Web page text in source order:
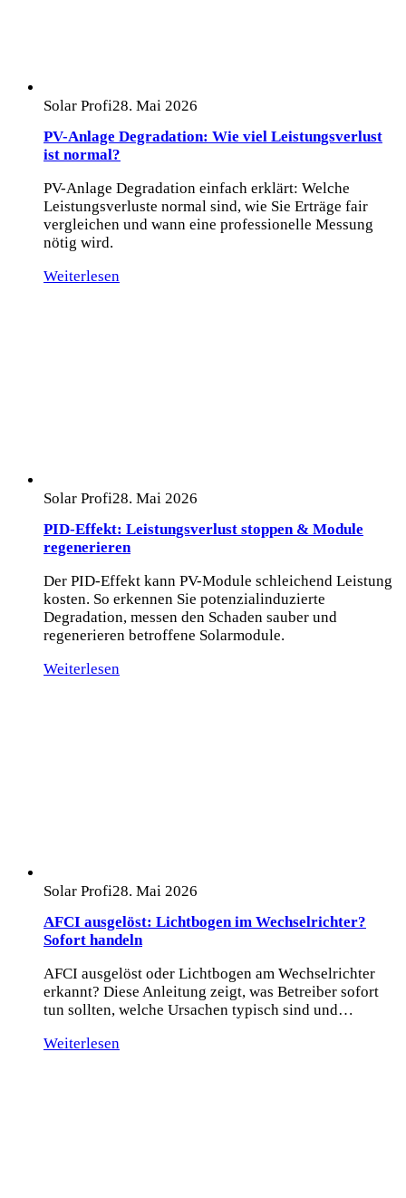
Solar Profi28. Mai 2026
PV-Anlage Degradation: Wie viel Leistungsverlust
ist normal?
PV-Anlage Degradation einfach erklärt: Welche
Leistungsverluste normal sind, wie Sie Erträge fair
vergleichen und wann eine professionelle Messung
nötig wird.
Weiterlesen
Solar Profi28. Mai 2026
PID-Effekt: Leistungsverlust stoppen & Module
regenerieren
Der PID-Effekt kann PV-Module schleichend Leistung
kosten. So erkennen Sie potenzialinduzierte
Degradation, messen den Schaden sauber und
regenerieren betroffene Solarmodule.
Weiterlesen
Solar Profi28. Mai 2026
AFCI ausgelöst: Lichtbogen im Wechselrichter?
Sofort handeln
AFCI ausgelöst oder Lichtbogen am Wechselrichter
erkannt? Diese Anleitung zeigt, was Betreiber sofort
tun sollten, welche Ursachen typisch sind und…
Weiterlesen